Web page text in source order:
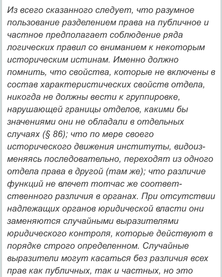
Из всего сказанного следует, что разумное
пользование разде­лением права на публичное и
частное предполагает соблюдение ряда
логических правил со вниманием к некоторым
историческим истинам. Именно должно
помнить, что свойства, которые не вклю­чены в
состав характеристических свойств отдела,
никогда не должны вести к группировке,
нарушающей границы отделов, ка­кими бы
значениями они не обладали в отдельных
случаях (§ 86); что по мере своего
исторического движения институты, видоиз­
меняясь последовательно, переходят из одного
отдела права в дру­гой (там же); что различие
функций не влечет тотчас же соответ­
ственного различия в органах. При отсутствии
надлежащих органов юридической власти они
заменяются случайными выразителями
юридического контроля, которые действуют в
порядке строго оп­ределенном. Случайные
выразители могут касаться без различия всех
прав как публичных, так и частных, но это